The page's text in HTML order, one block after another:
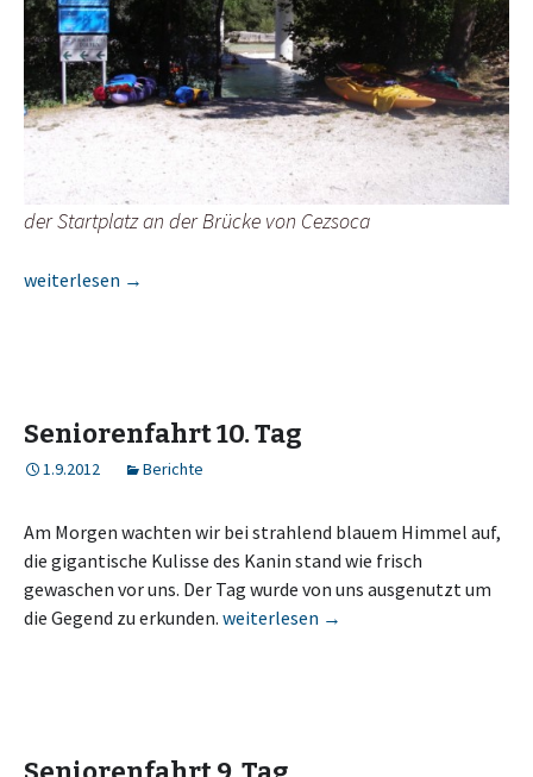
der Startplatz an der Brücke von Cezsoca
Seniorenfahrt 11. Tag
weiterlesen →
Seniorenfahrt 10. Tag
1.9.2012 Berichte
Am Morgen wachten wir bei strahlend blauem Himmel auf,
die gigantische Kulisse des Kanin stand wie frisch
gewaschen vor uns. Der Tag wurde von uns ausgenutzt um
die Gegend zu erkunden. Seniorenfahrt 10. Tag
weiterlesen →